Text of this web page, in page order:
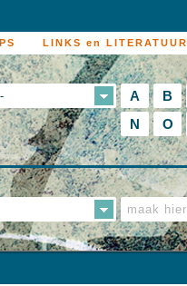
LINKS en LITERATUUR
A B
N
O